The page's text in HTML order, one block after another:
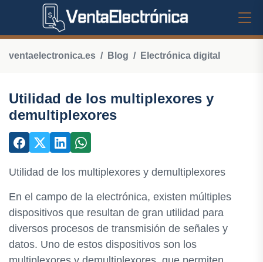
ventaelectronica.es Blog Electrónica digital
Utilidad de los multiplexores y
demultiplexores
Utilidad de los multiplexores y demultiplexores
En el campo de la electrónica, existen múltiples
dispositivos que resultan de gran utilidad para
diversos procesos de transmisión de señales y
datos. Uno de estos dispositivos son los